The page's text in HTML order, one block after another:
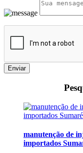
Enviar
manutenção de
importados